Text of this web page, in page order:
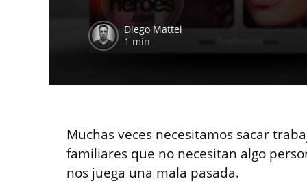
Diego Mattei
1 min
Muchas veces necesitamos sacar
familiares que no necesitan algo
nos juega una mala pasada.